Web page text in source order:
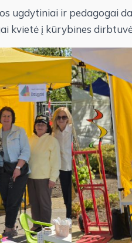
ugdytiniai ir pedagogai
kvietė į kūrybines